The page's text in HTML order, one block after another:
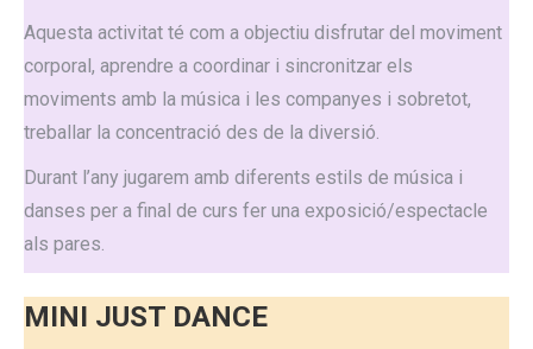
Aquesta activitat té com a objectiu disfrutar del moviment
corporal, aprendre a coordinar i sincronitzar els
moviments amb la música i les companyes i sobretot,
treballar la concentració des de la diversió.
Durant l’any jugarem amb diferents estils de música i
danses per a final de curs fer una exposició/espectacle
als pares.
MINI JUST DANCE